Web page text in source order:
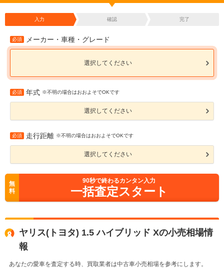
入力 確認 完了
必須 メーカー・車種・グレード
選択してください
必須 年式 ※不明の場合はおおよそでOKです
選択してください
必須 走行距離 ※不明の場合はおおよそでOKです
選択してください
無
料
90秒で終わるカンタン入力
一括査定スタート
ヤリス(トヨタ) 1.5 ハイブリッド Xの小売相場情
報
あなたの愛車を査定する時、買取業者は中古車小売相場を参考にします。